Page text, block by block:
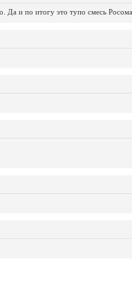
Да и по итогу это тупо смесь